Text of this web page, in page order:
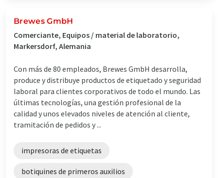
Brewes GmbH
Comerciante, Equipos / material de laboratorio,
Markersdorf, Alemania
Con más de 80 empleados, Brewes GmbH desarrolla,
produce y distribuye productos de etiquetado y seguridad
laboral para clientes corporativos de todo el mundo. Las
últimas tecnologías, una gestión profesional de la
calidad y unos elevados niveles de atención al cliente,
tramitación de pedidos y ...
impresoras de etiquetas
botiquines de primeros auxilios